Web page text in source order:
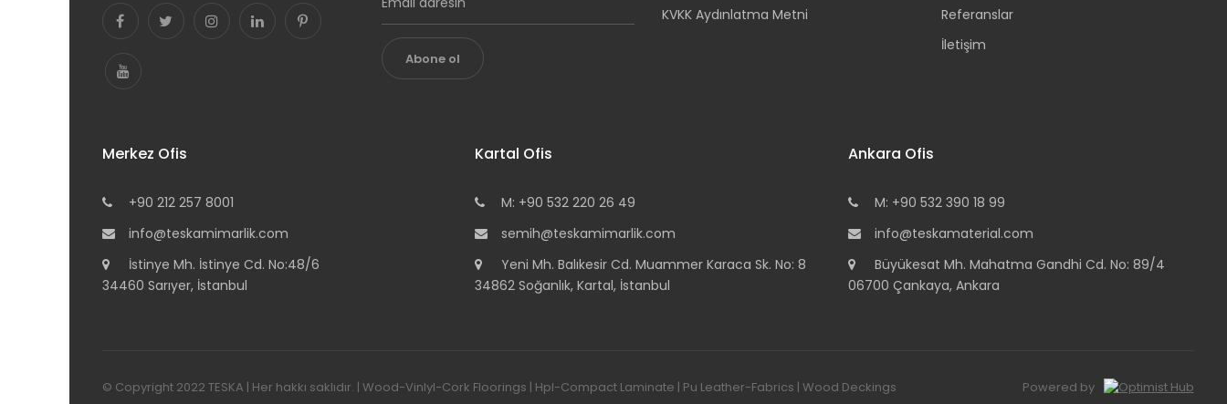
Abone ol
KVKK Aydınlatma Metni
Referanslar
İletişim
Merkez Ofis
+90 212 257 8001
info@teskamimarlik.com
İstinye Mh. İstinye Cd. No:48/6
34460 Sarıyer, İstanbul
Kartal Ofis
M: +90 532 220 26 49
semih@teskamimarlik.com
Yeni Mh. Balıkesir Cd. Muammer Karaca Sk. No: 8
34862 Soğanlık, Kartal, İstanbul
Ankara Ofis
M: +90 532 390 18 99
info@teskamaterial.com
Büyükesat Mh. Mahatma Gandhi Cd. No: 89/4
06700 Çankaya, Ankara
© Copyright 2022 TESKA | Her hakkı saklıdır. | Wood-Vinlyl-Cork Floorings | Hpl-Compact Laminate | Pu Leather-Fabrics | Wood Deckings Powered by